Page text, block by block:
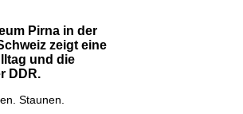
Pirna in der
zeigt eine
und die
DDR.
Staunen.